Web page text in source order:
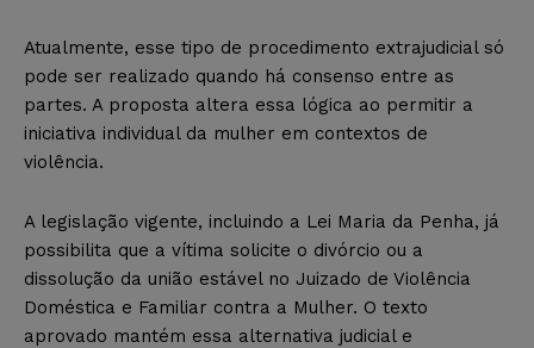
Atualmente, esse tipo de procedimento extrajudicial só
pode ser realizado quando há consenso entre as
partes. A proposta altera essa lógica ao permitir a
iniciativa individual da mulher em contextos de
violência.
A legislação vigente, incluindo a Lei Maria da Penha, já
possibilita que a vítima solicite o divórcio ou a
dissolução da união estável no Juizado de Violência
Doméstica e Familiar contra a Mulher. O texto
aprovado mantém essa alternativa judicial e